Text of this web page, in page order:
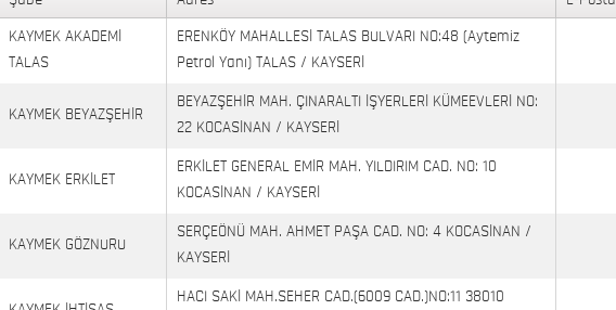
KAYMEK AKADEMİ
TALAS
ERENKÖY MAHALLESİ TALAS BULVARI NO:48 (Aytemiz
Petrol Yanı) TALAS / KAYSERİ
KAYMEK BEYAZŞEHİR
BEYAZŞEHİR MAH. ÇINARALTI İŞYERLERİ KÜMEEVLERİ NO:
22 KOCASİNAN / KAYSERİ
KAYMEK ERKİLET
ERKİLET GENERAL EMİR MAH. YILDIRIM CAD. NO: 10
KOCASİNAN / KAYSERİ
KAYMEK GÖZNURU
SERÇEÖNÜ MAH. AHMET PAŞA CAD. NO: 4 KOCASİNAN /
KAYSERİ
HACI SAKİ MAH.SEHER CAD.(6009 CAD.)NO:11 38010